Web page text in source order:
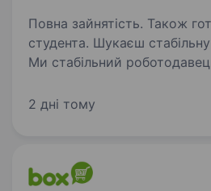
Повна зайнятість. Також
студента. Шукаєш стабільну зарплату?
Ми стабільний
завжди була вільна каса!
2 дні тому